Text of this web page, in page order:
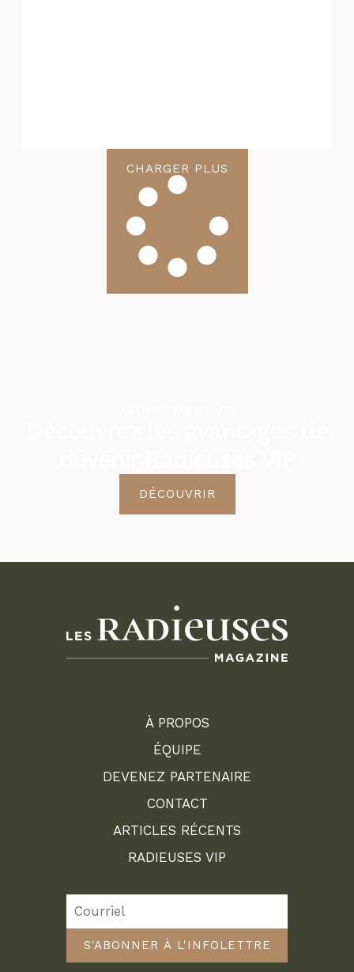
CHARGER PLUS
DÉCOUVRIR
À PROPOS
ÉQUIPE
DEVENEZ PARTENAIRE
CONTACT
ARTICLES RÉCENTS
RADIEUSES VIP
S'ABONNER À L'INFOLETTRE